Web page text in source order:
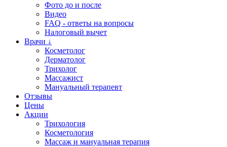
Фото до и после
Видео
FAQ - ответы на вопросы
Налоговый вычет
Врачи ↓
Косметолог
Дерматолог
Трихолог
Массажист
Мануальный терапевт
Отзывы
Цены
Акции
Трихология
Косметология
Массаж и мануальная терапия